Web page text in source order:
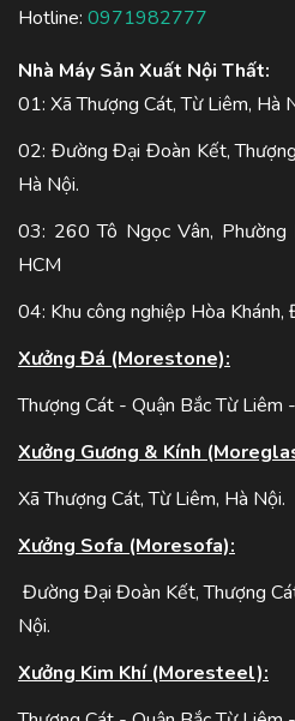
Hotline: 0971982777
Nhà Máy Sản Xuất Nội Thất:
01: Xã Thượng Cát, Từ Liêm, Hà
02: Đường Đại Đoàn Kết,
Hà Nội.
03: 260 Tô Ngọc Vân, Phường
HCM
04: Khu công nghiệp Hòa Khánh,
Xưởng Đá (Morestone):
Thượng Cát - Quận Bắc Từ Liêm
Xưởng Gương & Kính
Xã Thượng Cát, Từ Liêm, Hà Nội.
Xưởng Sofa (Moresofa):
Đường Đại Đoàn Kết, Thượng
Nội.
Xưởng Kim Khí (Moresteel):